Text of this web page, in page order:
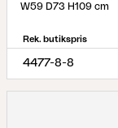
W59 D73 H109 cm
Rek. butikspris
4477-8-8